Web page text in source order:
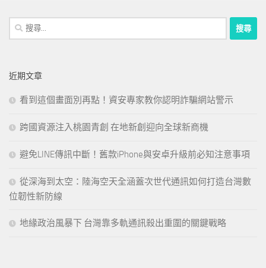
搜
尋
字:
近期文章
看到這個畫面別再點！資安專家教你認明詐騙網站警示
跨國資源注入桃園青創 在地新創迎向全球新商機
避免LINE傳訊中斷！舊款iPhone與安卓升級前必知注意事項
從深海到太空：陸海空天全涵蓋次世代通訊如何打造台灣數
位韌性新防線
地緣政治風暴下 台灣靠多軌通訊殺出重圍的關鍵戰略